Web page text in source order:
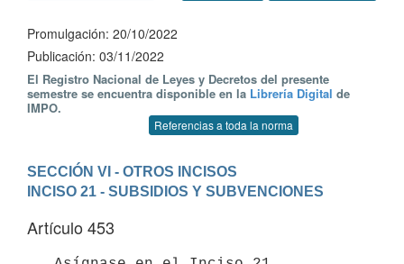
Promulgación: 20/10/2022
Publicación: 03/11/2022
El Registro Nacional de Leyes y Decretos del presente
semestre se encuentra disponible en la Librería Digital de
IMPO.
Referencias a toda la norma
SECCIÓN VI - OTROS INCISOS
INCISO 21 - SUBSIDIOS Y SUBVENCIONES
Artículo 453